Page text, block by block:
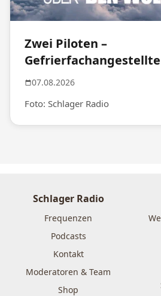
Zwei Piloten –
Gefrierfachangestellte
07.08.2026
Foto: Schlager Radio
Schlager Radio
Frequenzen
Podcasts
Kontakt
Moderatoren & Team
Shop